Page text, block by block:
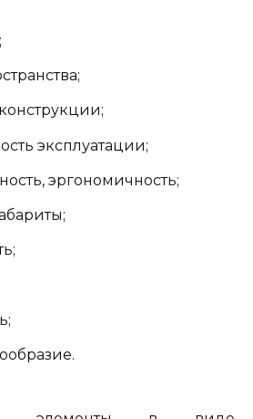
эксплуатации;
эргономичность;